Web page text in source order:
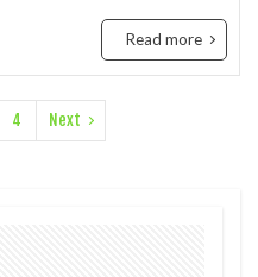
Read more
4 Next